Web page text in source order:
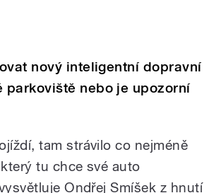
nový inteligentní dopravní
parkoviště nebo je upozorní
tam strávilo co nejméně
tu chce své auto
Ondřej Smíšek z hnutí